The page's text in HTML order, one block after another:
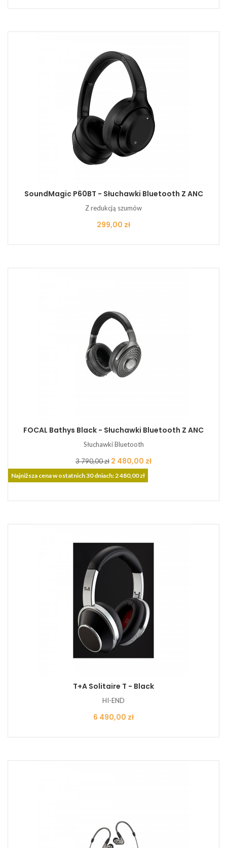
SoundMagic P60BT - Słuchawki Bluetooth Z ANC
Z redukcją szumów
Cena
299,00 zł
FOCAL Bathys Black - Słuchawki Bluetooth Z ANC
Słuchawki Bluetooth
Cena
podstawowa
3 790,00 zł Cena
2 480,00 zł
Najniższa cena w ostatnich 30 dniach: 2 480,00 zł
T+A Solitaire T - Black
HI-END
Cena
6 490,00 zł